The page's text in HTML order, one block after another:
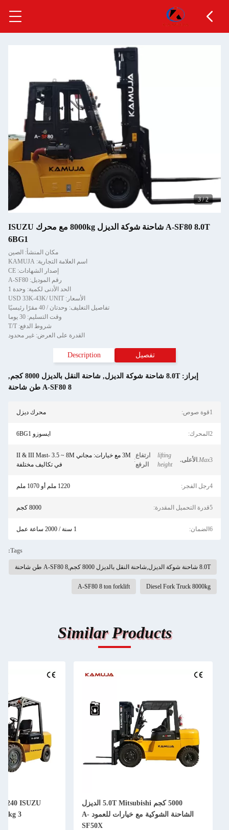
2
/
3
A-SF80 8.0T شاحنة شوكة الديزل 8000kg مع محرك ISUZU
6BG1
مكان المنشأ: الصين
اسم العلامة التجارية: KAMUJA
إصدار الشهادات: CE
رقم الموديل: A-SF80
الحد الأدنى لكمية: وحدة 1
الأسعار: USD 33K-43K/ UNIT
تفاصيل التغليف: وحدتان / 40 مقرًا رئيسيًا
وقت التسليم: 30 يوما
شروط الدفع: T/T
القدرة على العرض: غير محدود
تفصيل Description
إبراز:8.0T شاحنة شوكة الديزل , شاحنة النقل بالديزل 8000 كجم
,
A-SF80 8 طن شاحنة
1قوة صوص: محرك ديزل
2المحرك: ايسوزو 6BG1
3
Max. الأعلى.
lifting
height
ارتفاع
الرفع
:
3M مع خيارات: مجاني II & III Mast- 3.5 ~ 8M
في تكاليف مختلفة
4رجل الفجر: 1220 ملم أو 1070 ملم
5قدرة التحميل المقدرة: 8000 كجم
6الضمان: 1 سنة / 2000 ساعة عمل
Tags:
8.0T شاحنة شوكة الديزل,شاحنة النقل بالديزل 8000 كجم,A-SF80 8 طن شاحنة
Diesel Fork Truck 8000kg
A-SF80 8 ton forklift
Similar Products
5000 كجم 5.0T Mitsubishi الديزل
الشاحنة الشوكية مع خيارات للعمود A-
SF50X
3000kg 3 طن الديزل الشاحنة